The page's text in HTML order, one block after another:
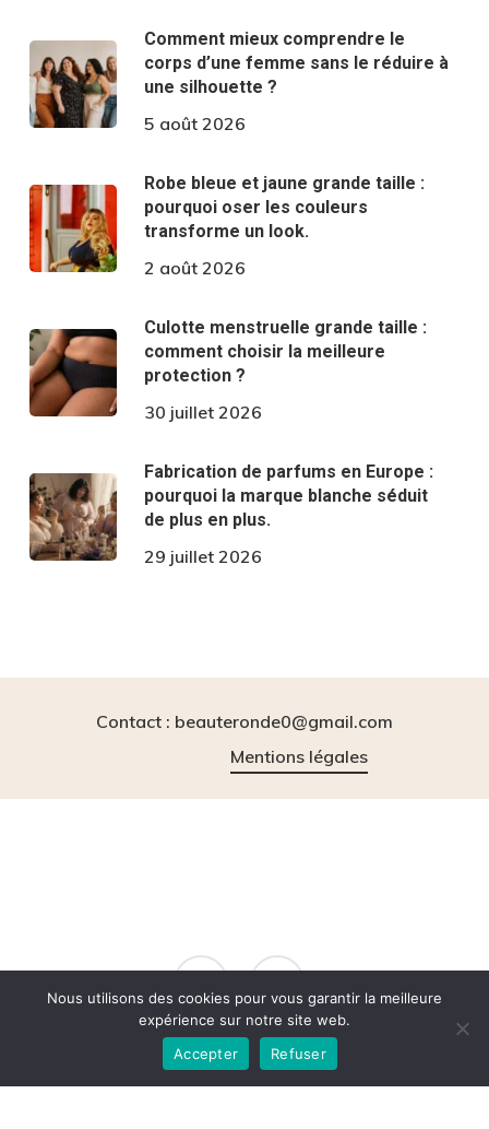
Comment mieux comprendre le
corps d’une femme sans le réduire à
une silhouette ?
5 août 2026
Robe bleue et jaune grande taille :
pourquoi oser les couleurs
transforme un look.
2 août 2026
Culotte menstruelle grande taille :
comment choisir la meilleure
protection ?
30 juillet 2026
Fabrication de parfums en Europe :
pourquoi la marque blanche séduit
de plus en plus.
29 juillet 2026
Contact : beauteronde0@gmail.com
Mentions légales
instagram tiktok
© 2026 BeauteRonde.
Nous utilisons des cookies pour vous garantir la meilleure
expérience sur notre site web.
Accepter
Refuser